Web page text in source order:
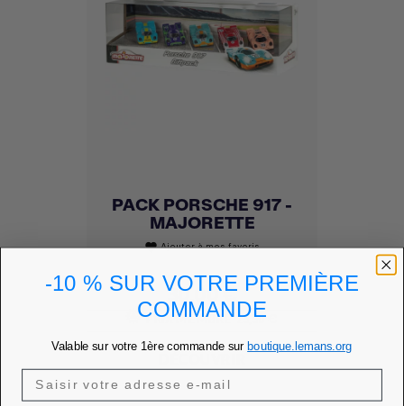
PACK PORSCHE 917 -
MAJORETTE
favoriteAjouter à mes favoris
Prix
30,00 €
PRIX MEMBRE 25,50 €
-10 % SUR VOTRE PREMIÈRE
COMMANDE
Valable sur votre 1ère commande sur boutique.lemans.org